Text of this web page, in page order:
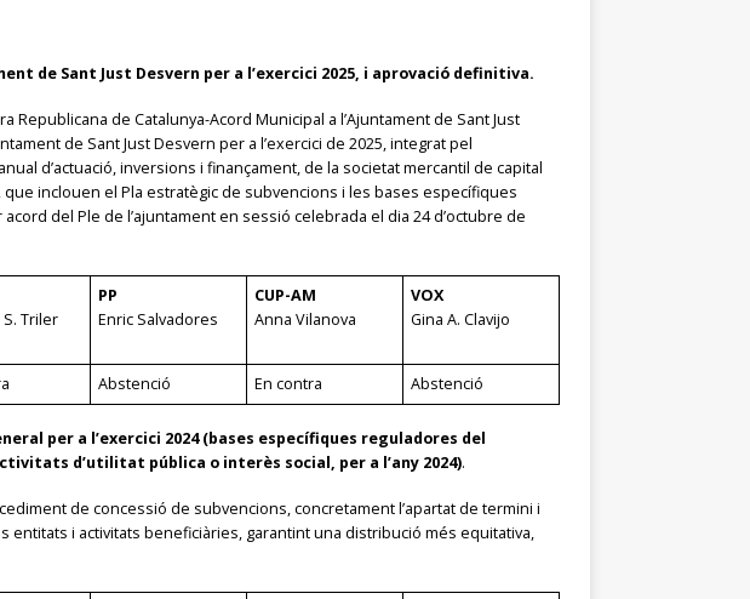
de Sant Just Desvern per a l’exercici 2025, i aprovació definitiva.
de Catalunya-Acord Municipal a l’Ajuntament de Sant Just
de Sant Just Desvern per a l’exercici de 2025, integrat pel
d’actuació, inversions i finançament, de la societat mercantil de capital
inclouen el Pla estratègic de subvencions i les bases específiques
del Ple de l’ajuntament en sessió celebrada el dia 24 d’octubre de
Triler
PP
Enric Salvadores
CUP-AM
Anna Vilanova
VOX
Gina A. Clavijo
Abstenció En contra Abstenció
per a l’exercici 2024 (bases específiques reguladores del
d’utilitat pública o interès social, per a l’any 2024).
de concessió de subvencions, concretament l’apartat de termini i
i activitats beneficiàries, garantint una distribució més equitativa,